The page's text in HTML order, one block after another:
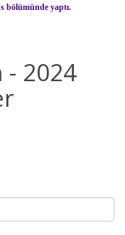
bölümünde yaptı.
- 2024